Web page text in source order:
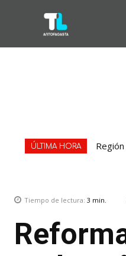
ÚLTIMA HORA
Tiempo de lectura: 3 min.